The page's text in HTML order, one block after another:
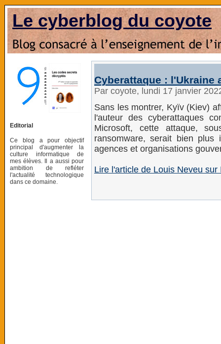
Le cyberblog du coyote
Editorial
Ce blog a pour objectif
principal d'augmenter la
culture informatique de
mes élèves. Il a aussi pour
ambition de refléter
l'actualité technologique
dans ce domaine.
Cyberattaque : l'Ukraine
Par coyote, lundi 17 janvier
Sans les montrer, Kyïv (Kiev)
l'auteur des cyberattaques
Microsoft, cette attaque,
ransomware, serait bien plus
agences et organisations
Lire l'article de Louis Neveu sur